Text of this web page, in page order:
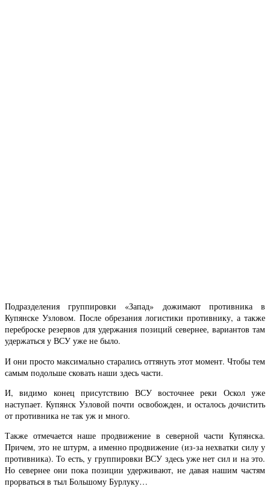
Подразделения группировки «Запад» дожимают противника в
Купянске Узловом. После обрезания логистики противнику, а также
переброске резервов для удержания позиций севернее, вариантов там
удержаться у ВСУ уже не было.
И они просто максимально старались оттянуть этот момент. Чтобы тем
самым подольше сковать наши здесь части.
И, видимо конец присутствию ВСУ восточнее реки Оскол уже
наступает. Купянск Узловой почти освобожден, и осталось дочистить
от противника не так уж и много.
Также отмечается наше продвижение в северной части Купянска.
Причем, это не штурм, а именно продвижение (из-за нехватки силу у
противника). То есть, у группировки ВСУ здесь уже нет сил и на это.
Но севернее они пока позиции удерживают, не давая нашим частям
прорваться в тыл Большому Бурлуку…